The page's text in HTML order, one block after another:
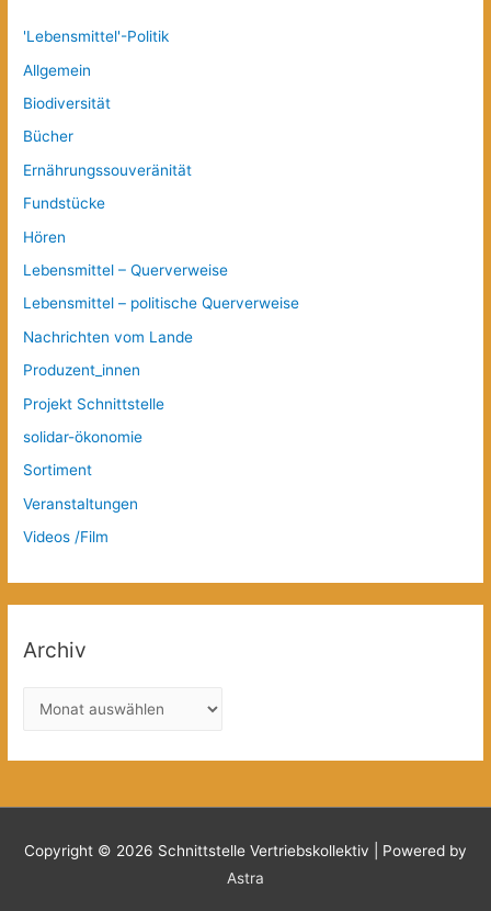
'Lebensmittel'-Politik
Allgemein
Biodiversität
Bücher
Ernährungssouveränität
Fundstücke
Hören
Lebensmittel – Querverweise
Lebensmittel – politische Querverweise
Nachrichten vom Lande
Produzent_innen
Projekt Schnittstelle
solidar-ökonomie
Sortiment
Veranstaltungen
Videos /Film
Archiv
c
v
Copyright © 2026 Schnittstelle Vertriebskollektiv | Powered by
Astra